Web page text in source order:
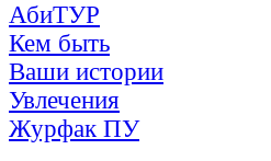
АбиТУР
Кем быть
Ваши истории
Увлечения
Журфак ПУ